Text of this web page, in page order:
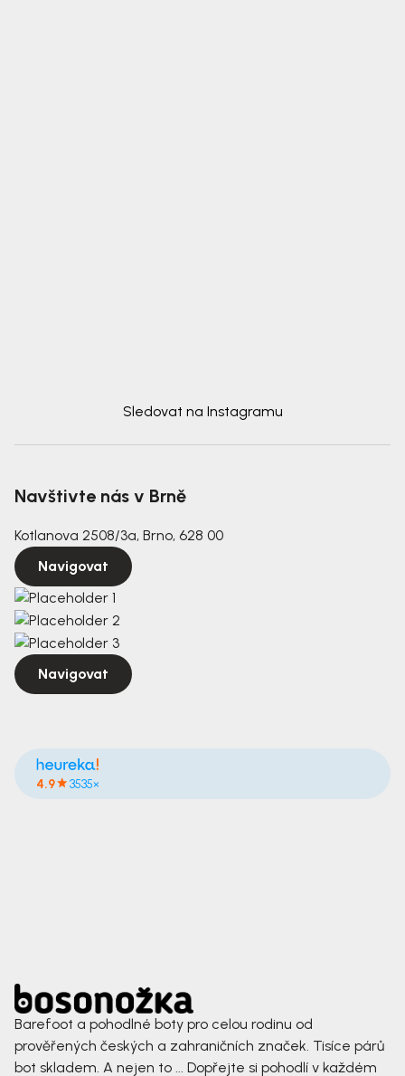
Sledovat na Instagramu
Navštivte nás v Brně
Kotlanova 2508/3a, Brno, 628 00
Navigovat
Navigovat
4.9 3535×
Barefoot a pohodlné boty pro celou rodinu od
prověřených českých a zahraničních značek. Tisíce párů
bot skladem. A nejen to ... Dopřejte si pohodlí v každém